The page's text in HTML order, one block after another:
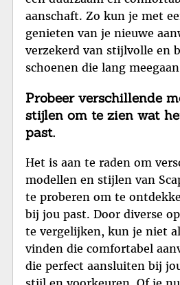
aanschaft. Zo kun je met
genieten van je nieuwe
verzekerd van stijlvolle en
schoenen die lang
Probeer verschillende
stijlen om te zien wat
past.
Het is aan te raden om
modellen en stijlen van
te proberen om te
bij jou past. Door diverse
te vergelijken, kun je niet
vinden die comfortabel
die perfect aansluiten bij